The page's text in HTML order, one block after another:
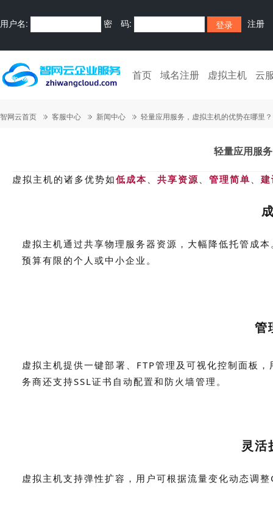
用户名: 密 码: 注册
首页 域名注册 虚拟主机 云
智网云首页 客服中心 新闻中心 轻量应用服务，虚拟主机的优势在哪里？
轻量应用服
虚拟主机的诸多优势如低成本、 共享资源、 管理简单 、
虚拟主机通过共享物理服务器资源，大幅降低托管成
预算有限的个人或中小企业。
管
虚拟主机提供一键部署、FTP管理及可视化控制面板
务商还支持SSL证书自动配置和防火墙管理。
灵活
虚拟主机支持弹性扩容，用户可根据流量变化动态调